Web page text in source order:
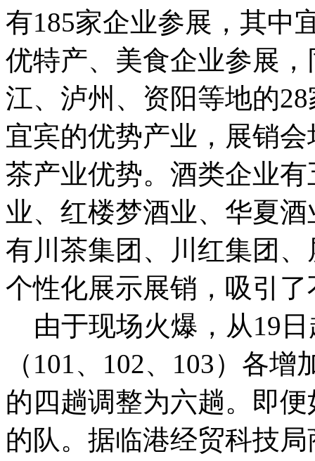
有185家企业参展，其中
优特产、美食企业参展
江、泸州、资阳等地的
宜宾的优势产业，展销
茶产业优势。酒类企业
业、红楼梦酒业、华夏
有川茶集团、川红集团
个性化展示展销，吸引
由于现场火爆，从19
（101、102、103）各
的四趟调整为六趟。即
的队。据临港经贸科技